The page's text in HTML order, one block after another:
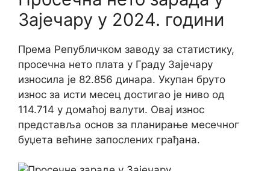
Зајечару у 2024. години
Према Републичком заводу за статистику,
просечна нето плата у Граду Зајечару
износила је 82.856 динара. Укупан бруто
износ за исти месец достигао је ниво од
114.714 у домаћој валути. Овај износ
представља основ за планирање месечног
буџета већине запослених грађана.